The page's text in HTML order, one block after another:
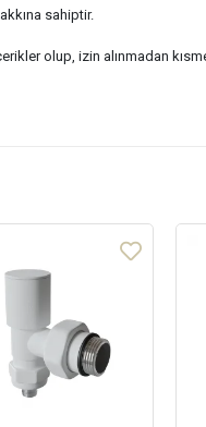
sahiptir.
olup, izin alınmadan